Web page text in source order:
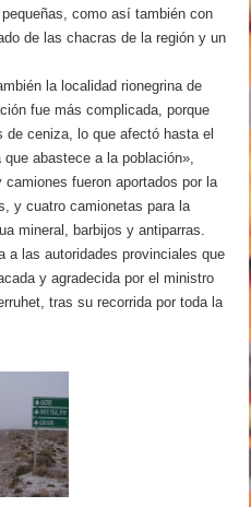
como así también con
de las chacras de la región y un
la localidad rionegrina de
fue más complicada, porque
ceniza, lo que afectó hasta el
abastece a la población»,
fueron aportados por la
y cuatro camionetas para la
mineral, barbijos y antiparras.
a las autoridades provinciales que
y agradecida por el ministro
tras su recorrida por toda la